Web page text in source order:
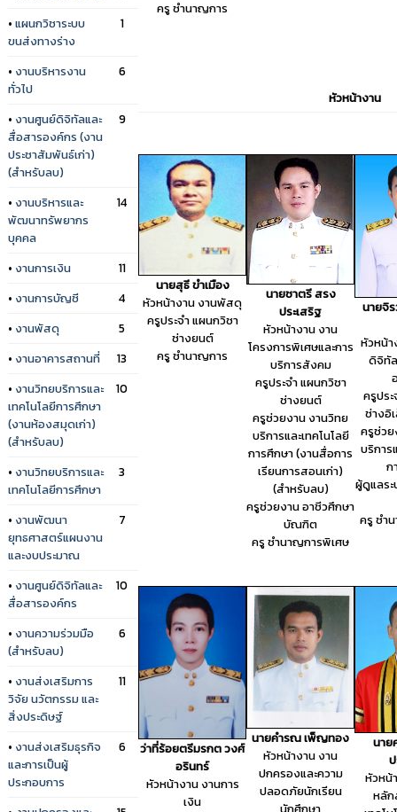
• แผนกวิชาระบบ
ขนส่งทางร่าง
1
• งานบริหารงาน
ทั่วไป
6
• งานศูนย์ดิจิทัลและ
สื่อสารองค์กร (งาน
ประชาสัมพันธ์เก่า)
(สำหรับลบ)
9
• งานบริหารและ
พัฒนาทรัพยากร
บุคคล
14
• งานการเงิน
11
• งานการบัญชี
4
• งานพัสดุ
5
• งานอาคารสถานที่
13
• งานวิทยบริการและ
เทคโนโลยีการศึกษา
(งานห้องสมุดเก่า)
(สำหรับลบ)
10
• งานวิทยบริการและ
เทคโนโลยีการศึกษา
3
• งานพัฒนา
ยุทธศาสตร์แผนงาน
และงบประมาณ
7
• งานศูนย์ดิจิทัลและ
สื่อสารองค์กร
10
• งานความร่วมมือ
(สำหรับลบ)
6
• งานส่งเสริมการ
วิจัย นวัตกรรม และ
สิ่งประดิษฐ์
11
• งานส่งเสริมธุรกิจ
และการเป็นผู้
ประกอบการ
6
ครู ชำนาญการ
หัวหน้างาน
นายสุธี ขำเมือง
หัวหน้างาน งานพัสดุ
ครูประจำ แผนกวิชา
ช่างยนต์
ครู ชำนาญการ
นายชาตรี สรง
ประเสริฐ
หัวหน้างาน งาน
โครงการพิเศษและการ
บริการสังคม
ครูประจำ แผนกวิชา
ช่างยนต์
ครูช่วยงาน งานวิทย
บริการและเทคโนโลยี
การศึกษา (งานสื่อการ
เรียนการสอนเก่า)
(สำหรับลบ)
ครูช่วยงาน อาชีวศึกษา
บัณฑิต
ครู ชำนาญการพิเศษ
นายจิ
หัวหน้
ดิจิทั
ครูปร
ช่างอิ
ครูช่ว
บริการ
ก
ผู้ดูแลร
ครู ชำ
ว่าที่ร้อยตรีมรกต วงศ์
อรินทร์
หัวหน้างาน งานการ
เงิน
นายคำรณ เพ็ญทอง
หัวหน้างาน งาน
ปกครองและความ
ปลอดภัยนักเรียน
นาย
หัวหน้
หลัก